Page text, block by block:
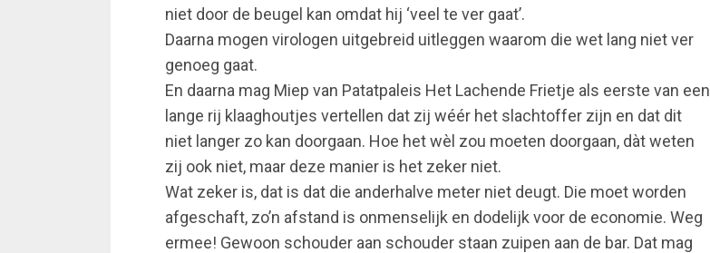
niet door de beugel kan omdat hij ‘veel te ver gaat’.
Daarna mogen virologen uitgebreid uitleggen waarom die wet lang niet ver
genoeg gaat.
En daarna mag Miep van Patatpaleis Het Lachende Frietje als eerste van een
lange rij klaaghoutjes vertellen dat zij wéér het slachtoffer zijn en dat dit
niet langer zo kan doorgaan. Hoe het wèl zou moeten doorgaan, dàt weten
zij ook niet, maar deze manier is het zeker niet.
Wat zeker is, dat is dat die anderhalve meter niet deugt. Die moet worden
afgeschaft, zo’n afstand is onmenselijk en dodelijk voor de economie. Weg
ermee! Gewoon schouder aan schouder staan zuipen aan de bar. Dat mag